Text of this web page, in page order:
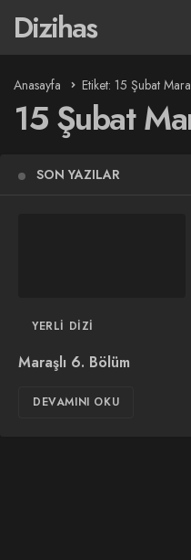
Dizihas
Anasayfa Etiket: 15 Şubat
15 Şubat
SON YAZILAR
YERLI DIZI
Maraşlı 6. Bölüm
DEVAMINI OKU